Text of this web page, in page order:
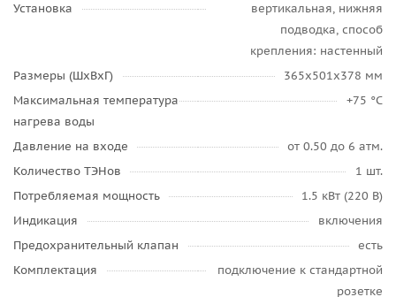
Установка
вертикальная, нижняя
подводка, способ
крепления: настенный
Размеры (ШхВхГ)
365x501x378 мм
Максимальная температура
нагрева воды
+75 °С
Давление на входе
от 0.50 до 6 атм.
Количество ТЭНов
1 шт.
Потребляемая мощность
1.5 кВт (220 В)
Индикация
включения
Предохранительный клапан
есть
Комплектация
подключение к стандартной
розетке